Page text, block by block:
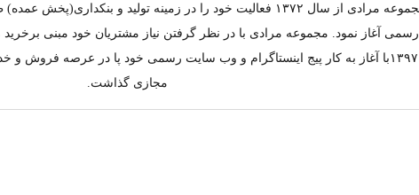
مجموعه مرادی از سال ۱۳۷۲ فعالیت خود را در زمینه تولید و
رسمی آغاز نمود. مجموعه مرادی با در نظر گرفتن نیاز مشتریان خود مبنی
۱۳۹۷با آغاز به کار پیج اینستاگرام و وب سایت رسمی خود پا در عرصه فروش
مجازی گذاشت.